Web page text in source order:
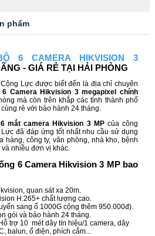
phẩm
6 CAMERA HIKVISION 3
- GIÁ RẺ TẠI HẢI PHÒNG
Lực được biết đến là địa chỉ chuyên
Camera Hikvision 3 megapixel chính
mà còn trên khắp các tỉnh thành phố
rẻ với bảo hành 24 tháng.
mắt camera Hikvision 3 MPcủa công
đã đáp ứng tốt nhất nhu cầu sử dụng
hàng, công ty, văn phòng, nhà kho, bệnh
nhiều đơn vị khác.
6 Camera Hikvision 3 MP bao
quan sát xa 20m.
H.265+ chất lượng cao.
sang ổ 1000G cộng thêm 950.000đ).
gói và bảo hành 24 tháng.
Hỗ trợ 10 mét dây tín hiệu/1 camera, dây
balun, ổ điện, phích cắm...